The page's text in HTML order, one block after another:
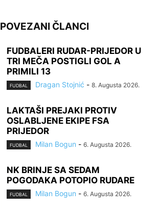
POVEZANI ČLANCI
FUDBALERI RUDAR-PRIJEDOR U
TRI MEČA POSTIGLI GOL A
PRIMILI 13
FUDBAL Dragan Stojnić - 8. Augusta 2026.
LAKTAŠI PREJAKI PROTIV
OSLABLJENE EKIPE FSA
PRIJEDOR
FUDBAL Milan Bogun - 6. Augusta 2026.
NK BRINJE SA SEDAM
POGODAKA POTOPIO RUDARE
FUDBAL Milan Bogun - 6. Augusta 2026.